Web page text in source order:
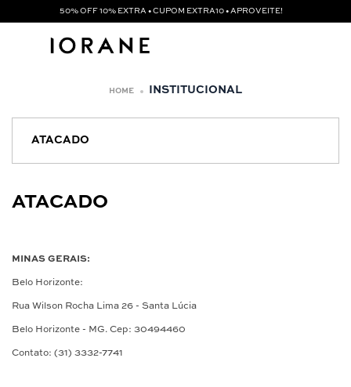
50% OFF 10% EXTRA • CUPOM EXTRA10 • APROVEITE!
INSTITUCIONAL
ATACADO
ATACADO
MINAS GERAIS:
Belo Horizonte:
Rua Wilson Rocha Lima 26 - Santa Lúcia
Belo Horizonte - MG. Cep: 30494460
Contato: (31) 3332-7741